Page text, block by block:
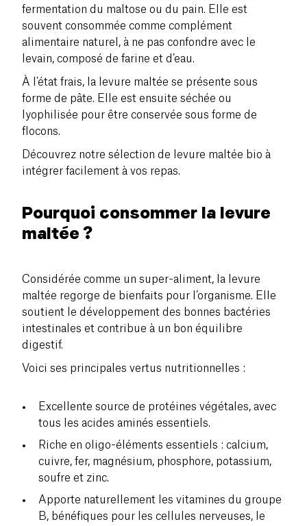
fermentation du maltose ou du pain. Elle est
souvent consommée comme complément
alimentaire naturel, à ne pas confondre avec le
levain, composé de farine et d’eau.
À l’état frais, la levure maltée se présente sous
forme de pâte. Elle est ensuite séchée ou
lyophilisée pour être conservée sous forme de
flocons.
Découvrez notre sélection de levure maltée bio à
intégrer facilement à vos repas.
Pourquoi consommer la levure
maltée ?
Considérée comme un super-aliment, la levure
maltée regorge de bienfaits pour l’organisme. Elle
soutient le développement des bonnes bactéries
intestinales et contribue à un bon équilibre
digestif.
Voici ses principales vertus nutritionnelles :
Excellente source de protéines végétales, avec
tous les acides aminés essentiels.
Riche en oligo-éléments essentiels : calcium,
cuivre, fer, magnésium, phosphore, potassium,
soufre et zinc.
Apporte naturellement les vitamines du groupe
B, bénéfiques pour les cellules nerveuses, le